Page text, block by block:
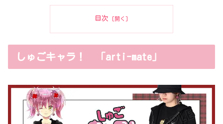
目次
しゅごキャラ！ 「arti-mate」